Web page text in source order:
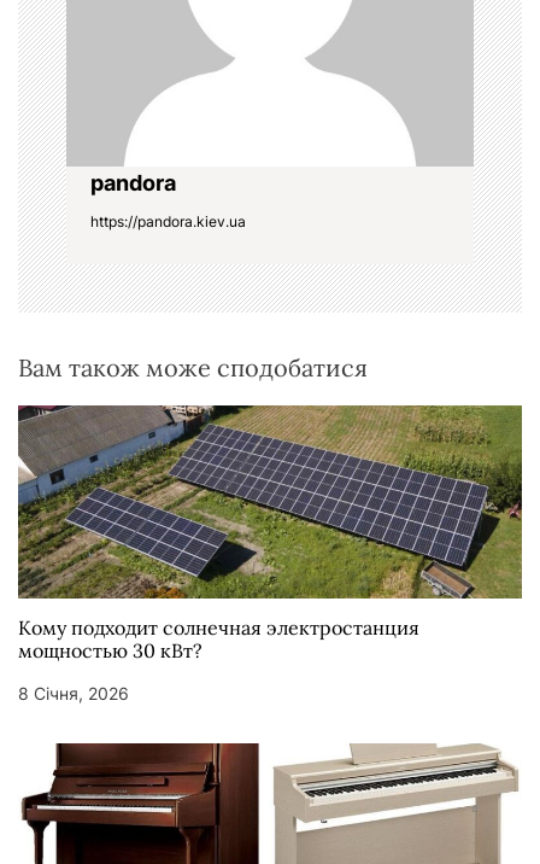
и
с
і
в
pandora
https://pandora.kiev.ua
Вам також може сподобатися
Кому подходит солнечная электростанция
мощностью 30 кВт?
8 Січня, 2026